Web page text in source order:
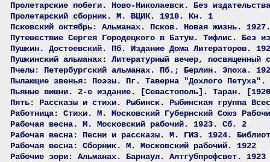
Пролетарские побеги. Ново-Николаевск. Без
Пролетарский сборник. М. ВЦИК. 1918. Кн. 1
Псковский октябрь: Альманах. Псков. Новая жизнь.
Путешествие Сергея Городецкого в Батум. Тифлис. Без
Пушкин. Достоевский. Пб. Издание Дома Литераторов.
Пушкинский альманах: Литературный вечер,
Пчелы: Петербургский альманах. Пб.; Берлин. Эпоха.
Пылающие звенья: Поэзы. Пг. Таверна "Дохлого Петуха".
Пьяные вишни. 2-е издание. [Севастополь]. Таран.
Пять: Рассказы и стихи. Рыбинск. Рыбинская группа
Работница: Стихи. М. Московский Губернский Союз
Рабочая весна. М. Московский рабочий. 1923. Сб. 2
Рабочая весна: Песни и рассказы. М. ГИЗ. 1924.
Рабочая весна: Сборник. М. Московский рабочий. 1922
Рабочие зори: Альманах. Барнаул. Алтгубпрофсвет. 1923